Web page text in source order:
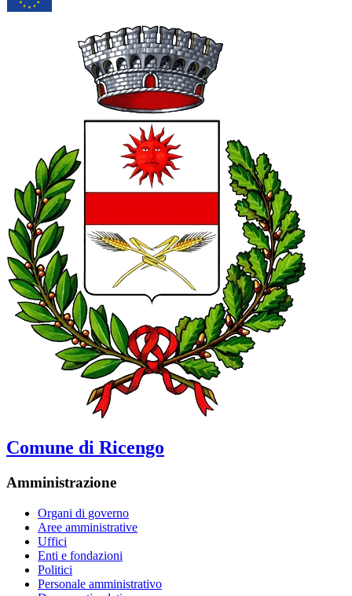
Comune di Ricengo
Amministrazione
Organi di governo
Aree amministrative
Uffici
Enti e fondazioni
Politici
Personale amministrativo